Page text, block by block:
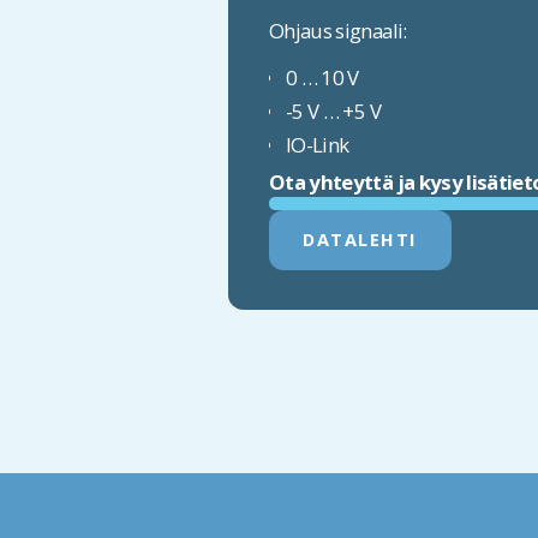
Ohjaus signaali:
0 … 10 V
-5 V … +5 V
IO-Link
Ota yhteyttä ja kysy
DATALEHTI